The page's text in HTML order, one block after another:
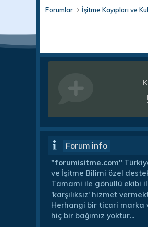
Forumlar İşitme Kayıpları ve
Forum info
"forumisitme.com"
ve İşitme Bilimi özel
Tamami ile gönüllü ekibi
'karşılıksız' hizmet
Herhangi bir ticari marka
hiç bir bağımız yoktur...